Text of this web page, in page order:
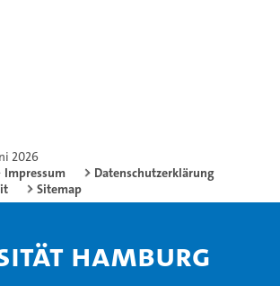
2026
Impressum
Datenschutzerklärung
Sitemap
Hamburg